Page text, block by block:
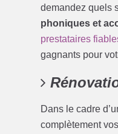
demandez quels
phoniques et
prestataires
gagnants pour
Dans le cadre
complètement